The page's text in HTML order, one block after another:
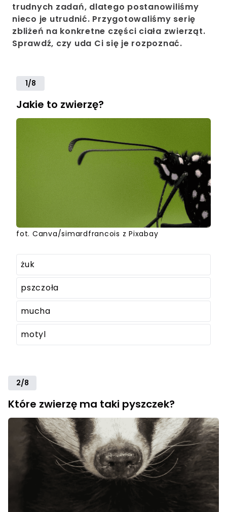
trudnych zadań, dlatego postanowiliśmy
nieco je utrudnić. Przygotowaliśmy serię
zbliżeń na konkretne części ciała zwierząt.
Sprawdź, czy uda Ci się je rozpoznać.
1/8
Jakie to zwierzę?
fot. Canva/simardfrancois z Pixabay
żuk
pszczoła
mucha
motyl
2/8
Które zwierzę ma taki pyszczek?